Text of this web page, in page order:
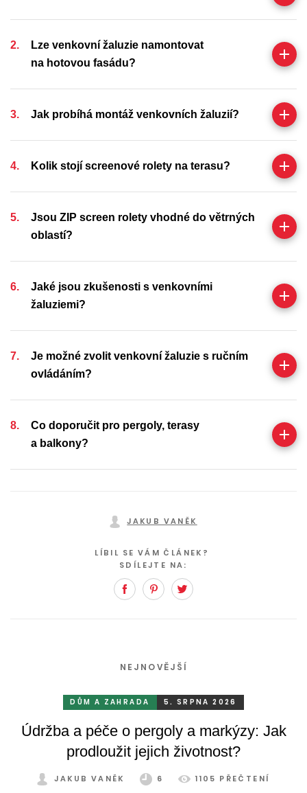
Lze venkovní žaluzie namontovat
na hotovou fasádu?
Jak probíhá montáž venkovních žaluzií?
Kolik stojí screenové rolety na terasu?
Jsou ZIP screen rolety vhodné do větrných
oblastí?
Jaké jsou zkušenosti s venkovními
žaluziemi?
Je možné zvolit venkovní žaluzie s ručním
ovládáním?
Co doporučit pro pergoly, terasy
a balkony?
JAKUB VANĚK
LÍBIL SE VÁM ČLÁNEK?
SDÍLEJTE NA:
FacebookPinterest
NEJNOVĚJŠÍ
DŮM A ZAHRADA 5. SRPNA 2026
Údržba a péče o pergoly a markýzy: Jak
prodloužit jejich životnost?
JAKUB VANĚK 6 1105 PŘEČTENÍ